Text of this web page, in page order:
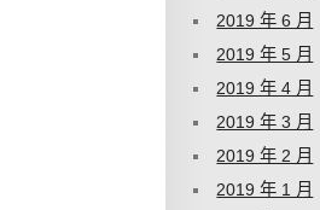
2019 年 6 月
2019 年 5 月
2019 年 4 月
2019 年 3 月
2019 年 2 月
2019 年 1 月